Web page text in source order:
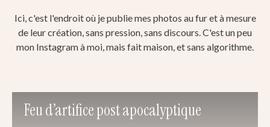
Ici, c'est l'endroit où je publie mes photos au fur et à mesure
de leur création, sans pression, sans discours. C'est un peu
mon Instagram à moi, mais fait maison, et sans algorithme.
Feu d’artifice post apocalyptique